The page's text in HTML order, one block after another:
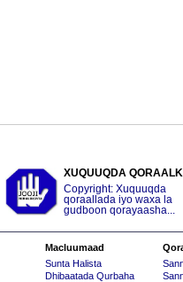
XUQUUQDA
Copyright: Xuquuqda
qoraallada iyo waxa la
gudboon qorayaasha...
Macluumaad
Sunta Halista
Dhibaatada Qurbaha